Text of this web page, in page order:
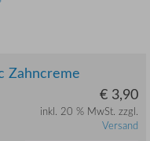
Zahncreme
€ 3,90
inkl. 20 % MwSt. zzgl.
Versand